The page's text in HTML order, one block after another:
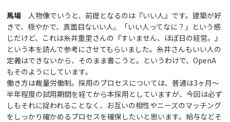
馬場 人物像でいうと、前提となるのは『いい人』です。建築が好
きで、穏やかで、真面目ないい人。「いい人ってなに？」という感
じだけど、これは糸井重里さんの『すいません、ほぼ日の経営。』
という本を読んで参考にさせてもらいました。糸井さんもいい人の
定義はできないから、そのまま書こうと。というわけで、OpenA
もそのようにしています。
働き方は裁量労働制。採用のプロセスについては、普通は3ヶ月〜
半年程度の試用期間を経てから本採用としていますが、今回は必ず
しもそれに捉われることなく、お互いの相性やニーズのマッチング
をしっかり確かめるプロセスを確保したいと思います。給与などそ